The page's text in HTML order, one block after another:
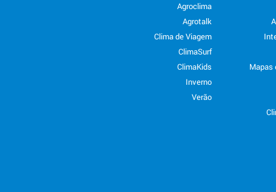
Mapas
Agroclima
Agrotalk
Clima de Viagem
ClimaSurf
ClimaKids
Inverno
Verão